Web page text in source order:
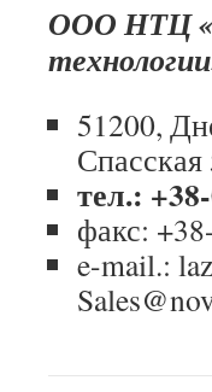
ООО НТЦ
51200,
Спасская
тел.:
факс:
e-mail.: